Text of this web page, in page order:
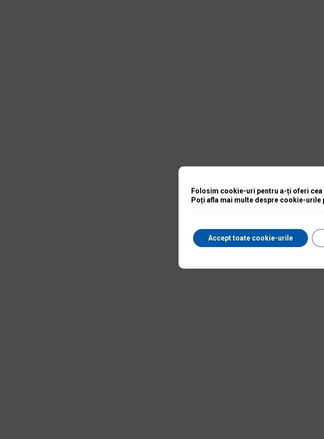
Folosim cookie-uri pentru a-ți oferi cea
Poți afla mai multe despre cookie-urile
Accept toate cookie-urile